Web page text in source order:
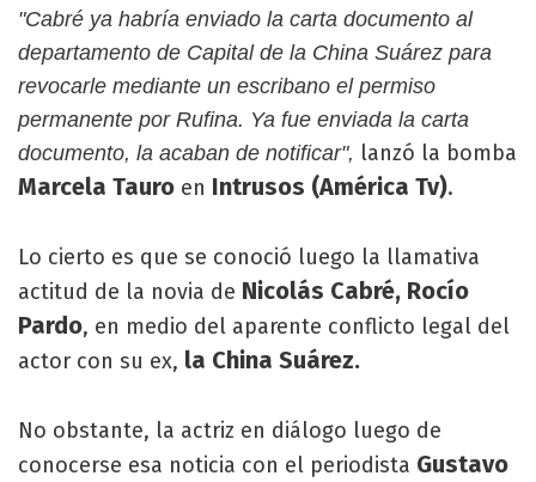
"Cabré ya habría enviado la carta documento al
departamento de Capital de la China Suárez para
revocarle mediante un escribano el permiso
permanente por Rufina. Ya fue enviada la carta
documento, la acaban de notificar", lanzó la bomba
Marcela Tauro en Intrusos (América Tv).
Lo cierto es que se conoció luego la llamativa
actitud de la novia de Nicolás Cabré, Rocío
Pardo, en medio del aparente conflicto legal del
actor con su ex, la China Suárez.
No obstante, la actriz en diálogo luego de
conocerse esa noticia con el periodista Gustavo